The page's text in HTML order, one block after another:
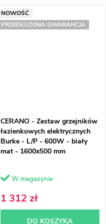
NOWOŚĆ
PRZEDŁUŻONA GWARANCJA
CERANO - Zestaw grzejników
łazienkowych elektrycznych
Burke - L/P - 600W - biały
mat - 1600x500 mm
W magazynie
1 312 zł
DO KOSZYKA